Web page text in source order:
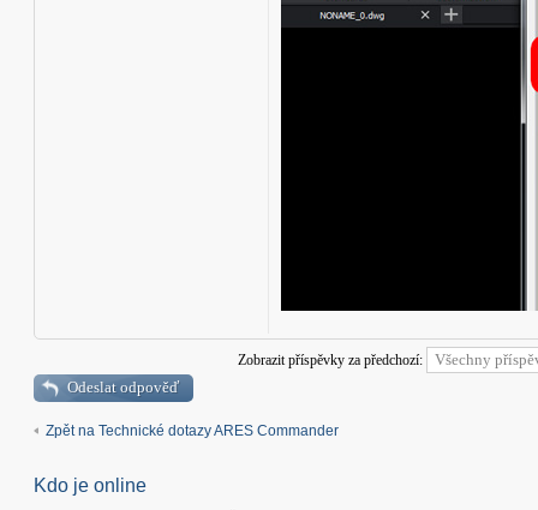
Zobrazit příspěvky za předchozí:
Odeslat odpověď
Zpět na Technické dotazy ARES Commander
Kdo je online